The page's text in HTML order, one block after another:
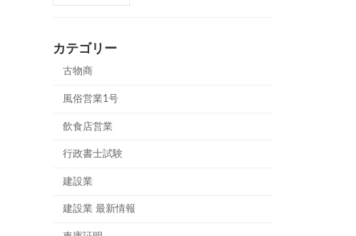
カテゴリー
古物商
風俗営業1号
飲食店営業
行政書士試験
建設業
建設業 最新情報